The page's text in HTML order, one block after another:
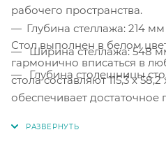
рабочего пространства.
Стол выполнен в белом
гармонично вписаться в
стола составляют 115,3 х 58,2
обеспечивает достаточное
вещей.
Глубина стеллажа: 214 мм
Ширина стеллажа: 548
Глубина столешницы